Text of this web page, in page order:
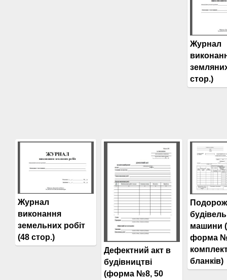
Журнал
стор.)
Журнал
виконання
земельних робіт
(48 стор.)
Дефектний акт в
будівництві
(форма №8, 50
машини
форма
бланків)